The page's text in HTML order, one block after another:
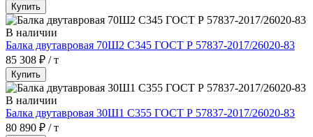
Купить
В наличии
Балка двутавровая 70Ш2 С345 ГОСТ Р 57837-2017/26020-83
85 308 ₽ / т
Купить
В наличии
Балка двутавровая 30Ш1 С355 ГОСТ Р 57837-2017/26020-83
80 890 ₽ / т